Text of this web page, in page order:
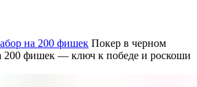
на 200 фишек Покер в черном
200 фишек — ключ к победе и роскоши